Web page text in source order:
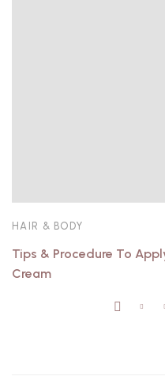
HAIR & BODY
Tips & Procedure To
Cream